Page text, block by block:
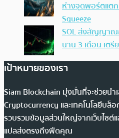
ห่างจุดพอร์ตแต
Squeeze
SOL ส่งสัญญาณ
นาน 3 เดือน เต
เป้าหมายของเรา
Siam Blockchain มุ่งมั่นที่จะช่วยนำ
Cryptocurrency และเทคโนโลยีบล็
รวบรวมข้อมูลส่วนใหญ่จากเว็บไซต์แ
แปลส่งตรงถึงฟีดคุณ